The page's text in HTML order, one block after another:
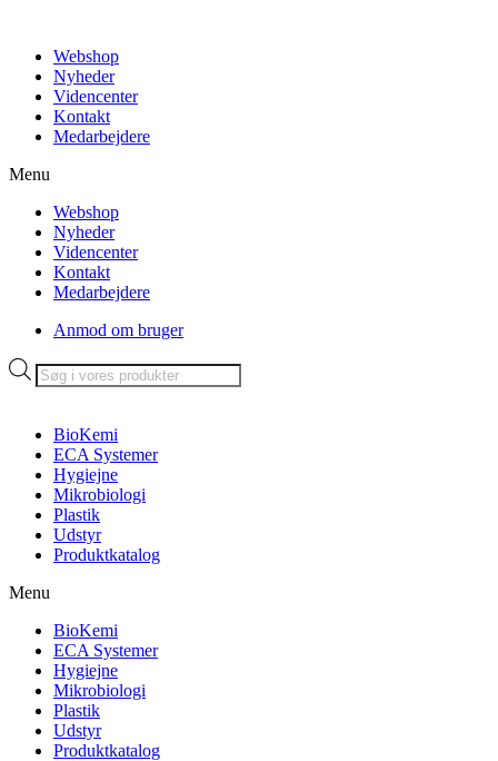
indholdWebshop
Nyheder
Videncenter
Kontakt
Medarbejdere
Menu
Webshop
Nyheder
Videncenter
Kontakt
Medarbejdere
Anmod om bruger
Products
search
BioKemi
ECA Systemer
Hygiejne
Mikrobiologi
Plastik
Udstyr
Produktkatalog
Menu
BioKemi
ECA Systemer
Hygiejne
Mikrobiologi
Plastik
Udstyr
Produktkatalog